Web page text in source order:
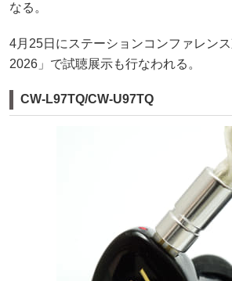
なる。
4月25日にステーションコンファレン
2026」で試聴展示も行なわれる。
CW-L97TQ/CW-U97TQ